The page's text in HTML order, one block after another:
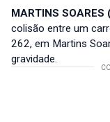
MARTINS SOARES
colisão entre um
262, em Martins
gravidade.